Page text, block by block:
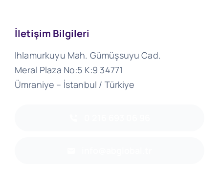
İletişim Bilgileri
Ihlamurkuyu Mah. Gümüşsuyu Cad.
Meral Plaza No:5 K:9 34771
Ümraniye – İstanbul / Türkiye